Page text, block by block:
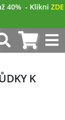
40% - Klikni ZDE
K